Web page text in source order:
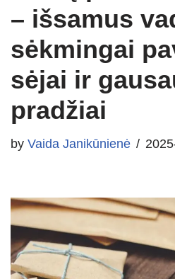
– išsamus
sėkmingai
sėjai ir
pradžiai
by Vaida Janikūnienė